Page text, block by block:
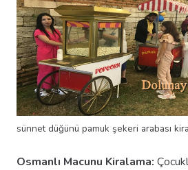
sünnet düğünü pamuk şekeri arabası
Osmanlı Macunu Kiralama: